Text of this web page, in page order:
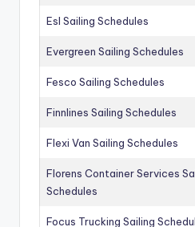
Esl Sailing Schedules
Evergreen Sailing Schedules
Fesco Sailing Schedules
Finnlines Sailing Schedules
Flexi Van Sailing Schedules
Florens Container Services
Schedules
Focus Trucking Sailing